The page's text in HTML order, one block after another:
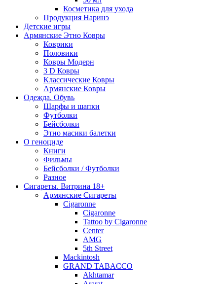
Косметика для ухода
Продукция Наринэ
Детские игры
Армянские Этно Ковры
Коврики
Половики
Ковры Модерн
3 D Ковры
Классические Ковры
Армянские Ковры
Одежда. Обувь
Шарфы и шапки
Футболки
Бейсболки
Этно масики балетки
О геноциде
Книги
Фильмы
Бейсболки / Футболки
Разное
Сигареты. Витрина 18+
Армянские Сигареты
Cigaronne
Cigaronne
Tattoo by Cigaronne
Center
AMG
5th Street
Mackintosh
GRAND TABACCO
Akhtamar